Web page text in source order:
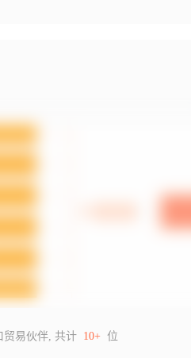
贸易伙伴, 共计 10+ 位